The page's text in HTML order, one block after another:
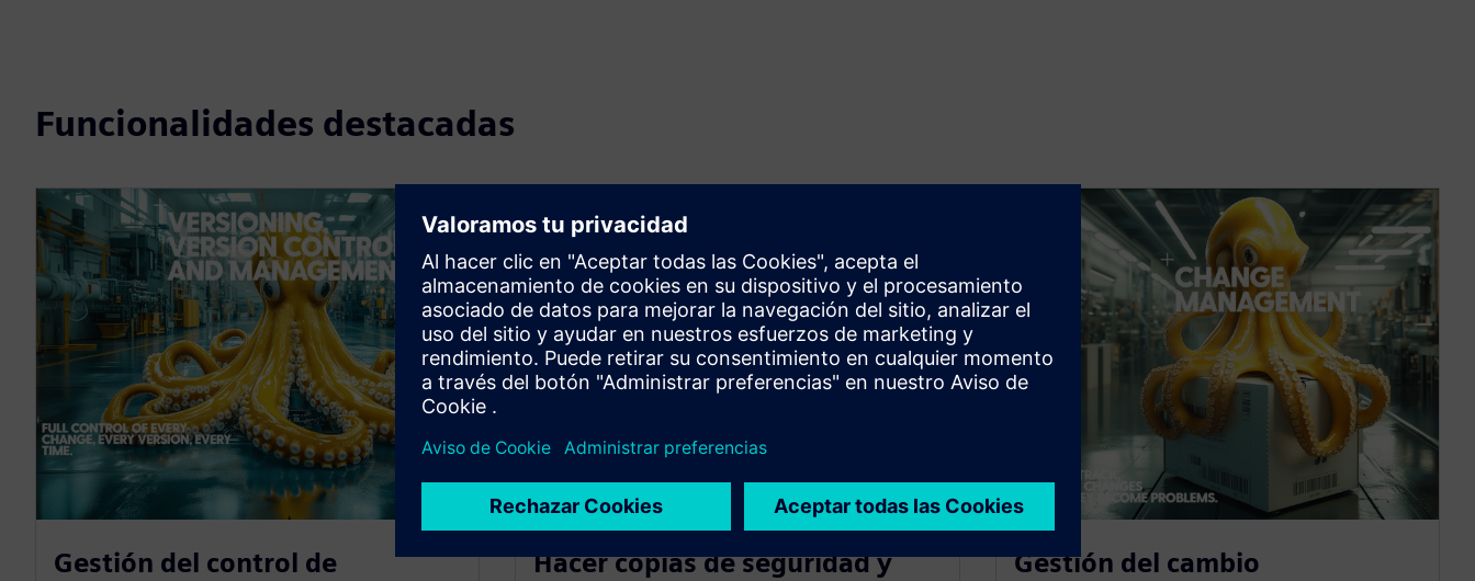
Funcionalidades destacadas
Gestión del control de
Hacer copias de seguridad y
Gestión del cambio